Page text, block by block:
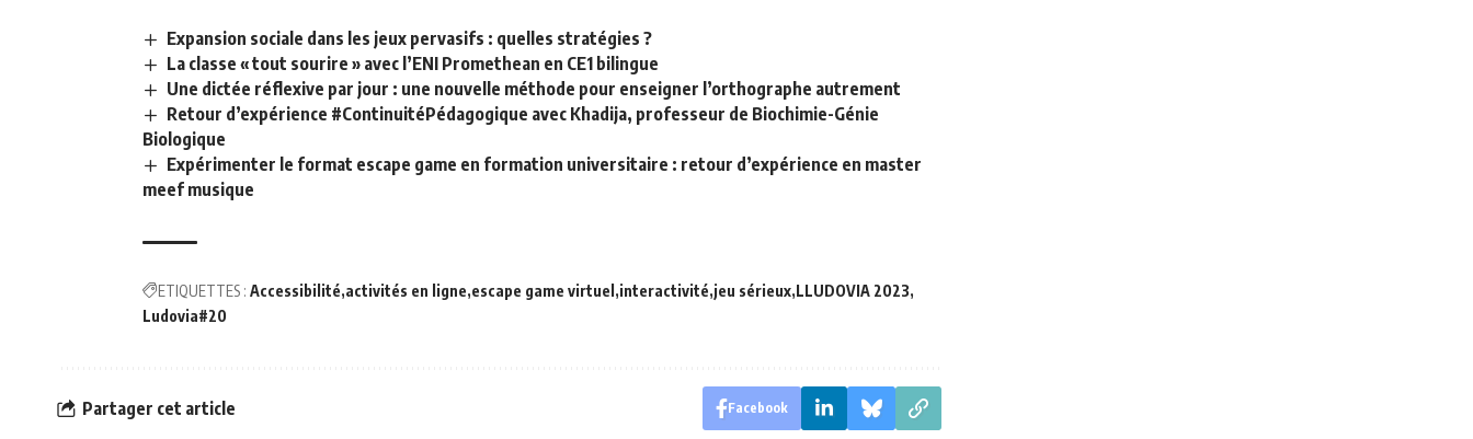
Expansion sociale dans les jeux pervasifs : quelles stratégies ?
La classe « tout sourire » avec l’ENI Promethean en CE1 bilingue
Une dictée réflexive par jour : une nouvelle méthode pour enseigner l’orthographe autrement
Retour d’expérience #ContinuitéPédagogique avec Khadija, professeur de Biochimie-Génie
Biologique
Expérimenter le format escape game en formation universitaire : retour d’expérience en master
meef musique
ETIQUETTES : Accessibilité activités en ligne escape game virtuel interactivité jeu sérieux LLUDOVIA 2023
Ludovia#20
Partager cet article Facebook